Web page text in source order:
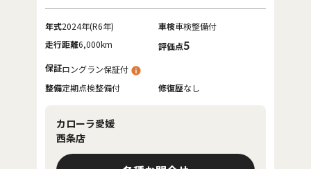
年式2024年(R6年) 車検車検整備付
走行距離6,000km 評価点5
保証ロングラン保証付
整備定期点検整備付 修復歴なし
カローラ愛媛
西条店